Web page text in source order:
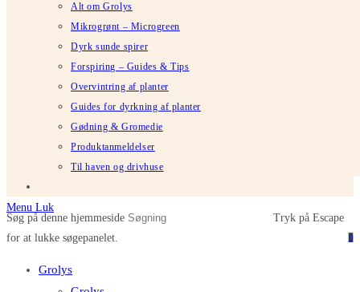
Alt om Grolys
Mikrogrønt – Microgreen
Dyrk sunde spirer
Forspiring – Guides & Tips
Overvintring af planter
Guides for dyrkning af planter
Gødning & Gromedie
Produktanmeldelser
Til haven og drivhuse
0
Menu Luk
Søg på denne hjemmeside
Tryk på Escape
for at lukke søgepanelet.
Grolys